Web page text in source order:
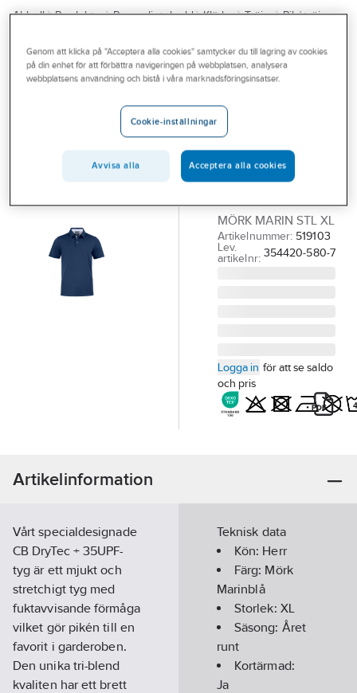
Outlet
Branscher
Ahlsell Produkter Personligt skydd Kläder Tröjor Pikétröjor
CUTTER & BUCK
Pikétröja
Premium
PIKÉTRÖJA C&B
ADVANTAGE
354420 PREMIUM
MÖRK MARIN STL XL
Artikelnummer: 519103
Lev.
artikelnr: 354420-580-7
Logga in för att se saldo
och pris
Artikelinformation
Vårt specialdesignade
CB DryTec + 35UPF-
tyg är ett mjukt och
stretchigt tyg med
fuktavvisande förmåga
vilket gör pikén till en
favorit i garderoben.
Den unika tri-blend
kvaliten har ett brett
Teknisk data
Kön: Herr
Färg: Mörk
Marinblå
Storlek: XL
Säsong: Året
runt
Kortärmad:
Ja
Genom att klicka på "Acceptera alla cookies" samtycker du till lagring av cookies
på din enhet för att förbättra navigeringen på webbplatsen, analysera
webbplatsens användning och bistå i våra marknadsföringsinsatser.
Cookie-inställningar
Avvisa alla Acceptera alla cookies